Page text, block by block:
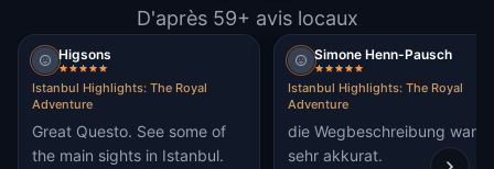
D'après 59+ avis locaux
Higsons
Istanbul Highlights: The Royal
Adventure
Great Questo. See some of
the main sights in Istanbul.
Simone Henn-Pausch
Istanbul Highlights: The Royal
Adventure
die Wegbeschreibung war
sehr akkurat.